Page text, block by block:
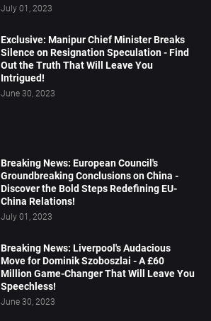
July 01, 2023
Exclusive: Manipur Chief Minister Breaks
Silence on Resignation Speculation - Find
Out the Truth That Will Leave You
Intrigued!
June 30, 2023
Breaking News: European Council's
Groundbreaking Conclusions on China -
Discover the Bold Steps Redefining EU-
China Relations!
July 01, 2023
Breaking News: Liverpool's Audacious
Move for Dominik Szoboszlai - A £60
Million Game-Changer That Will Leave You
Speechless!
June 30, 2023